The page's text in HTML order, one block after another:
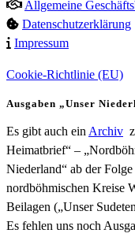
Allgemeine
Datenschutzerklärung
Impressum
Cookie-Richtlinie (EU)
Ausgaben „Unser
Es gibt auch ein Archiv
Heimatbrief“ –
Niederland“ ab der
nordböhmischen Kreise
Beilagen („Unser
Es fehlen uns noch